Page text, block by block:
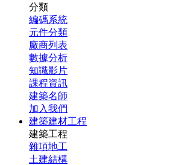
分類
編碼系統
元件分類
廠商列表
數據分析
知識影片
課程資訊
建築名師
加入我們
建築建材工程
建築工程
雜項地工
土建結構